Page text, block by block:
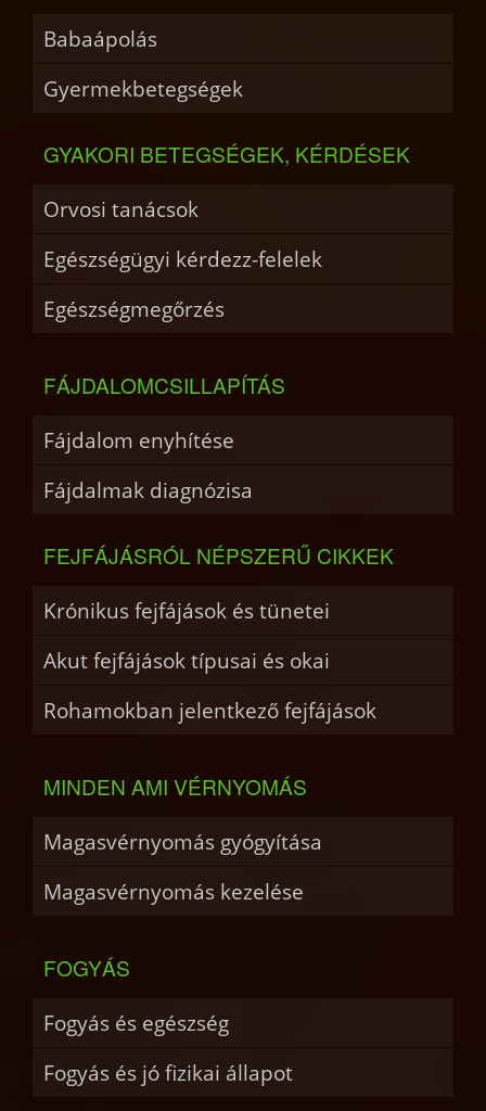
Babaápolás
Gyermekbetegségek
GYAKORI BETEGSÉGEK, KÉRDÉSEK
Orvosi tanácsok
Egészségügyi kérdezz-felelek
Egészségmegőrzés
FÁJDALOMCSILLAPÍTÁS
Fájdalom enyhítése
Fájdalmak diagnózisa
FEJFÁJÁSRÓL NÉPSZERŰ CIKKEK
Krónikus fejfájások és tünetei
Akut fejfájások típusai és okai
Rohamokban jelentkező fejfájások
MINDEN AMI VÉRNYOMÁS
Magasvérnyomás gyógyítása
Magasvérnyomás kezelése
FOGYÁS
Fogyás és egészség
Fogyás és jó fizikai állapot